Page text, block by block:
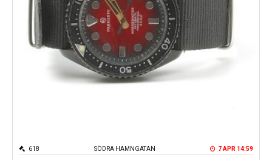
SÖDRA HAMNGATAN
618 7 APR 14:59